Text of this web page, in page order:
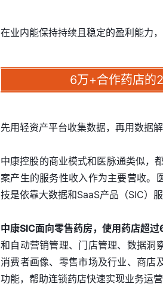
在业内能保持持续且稳定的盈利能力
6万+合作药店的
先用轻资产平台收集数据，再用数据解
中康控股的商业模式和医脉通类似，
案产生的服务性收入作为主要营收。
技是依靠大数据和SaaS产品（SIC）
中康SIC面向零售药房，使用药店超过
和自动营销管理、门店管理、数据洞
消费者画像、零售市场及行业、商店
功能，帮助连锁药店快速实现业务运营